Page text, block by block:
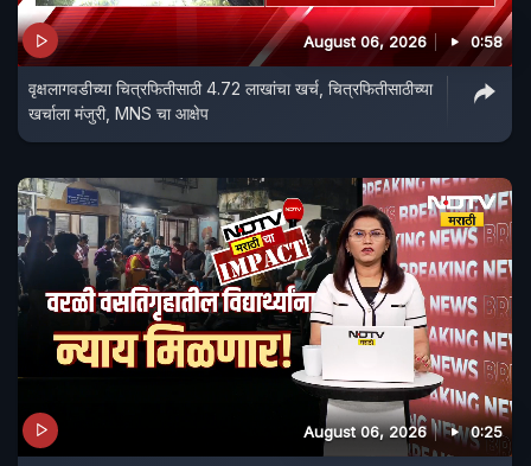
August 06, 2026 0:58
वृक्षलागवडीच्या चित्रफितीसाठी 4.72 लाखांचा खर्च, चित्रफितीसाठीच्या
खर्चाला मंजुरी, MNS चा आक्षेप
August 06, 2026 0:25